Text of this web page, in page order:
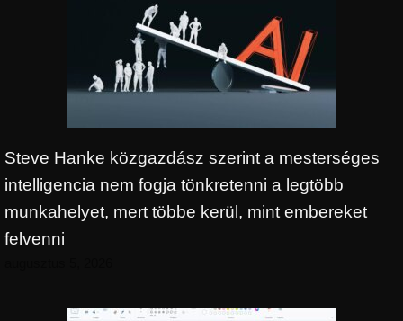
Steve Hanke közgazdász szerint a mesterséges
intelligencia nem fogja tönkretenni a legtöbb
munkahelyet, mert többe kerül, mint embereket
felvenni